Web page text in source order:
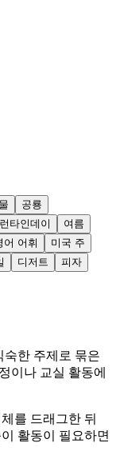
공룡
타인데이
여름
어 어휘
미국 주
디저트
피자
숙한 주제로 묶은
이나 교실 활동에
를 드래그한 뒤
활동이 필요하면